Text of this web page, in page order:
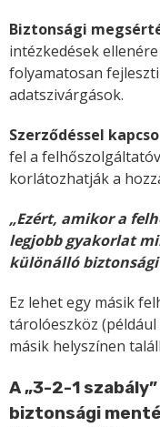
Biztonsági
intézkedések
folyamatosan
adatszivárgások.
Szerződéssel
fel a
korlátozhatják a
„Ezért, amikor a
legjobb gyakorlat
különálló
Ez lehet egy másik
tárolóeszköz
másik helyszínen
A „3-2-1
biztonsági